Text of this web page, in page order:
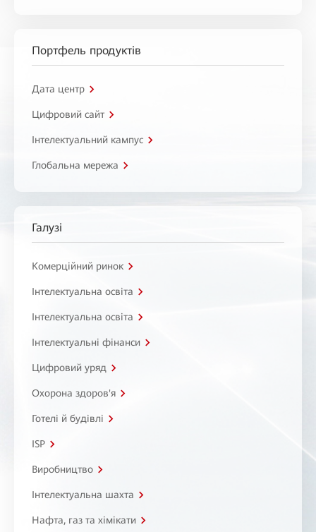
Портфель продуктів
Дата центр
Цифровий сайт
Інтелектуальний кампус
Глобальна мережа
Галузі
Комерційний ринок
Інтелектуальна освіта
Інтелектуальна освіта
Інтелектуальні фінанси
Цифровий уряд
Охорона здоров'я
Готелі й будівлі
ISP
Виробництво
Інтелектуальна шахта
Нафта, газ та хімікати